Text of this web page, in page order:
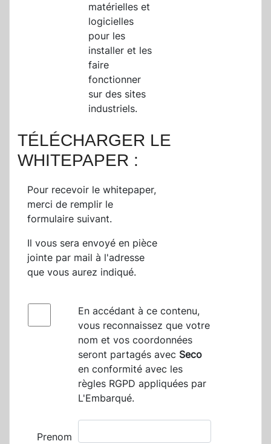
matérielles et
logicielles
pour les
installer et les
faire
fonctionner
sur des sites
industriels.
TÉLÉCHARGER LE
WHITEPAPER :
Pour recevoir le whitepaper,
merci de remplir le
formulaire suivant.
Il vous sera envoyé en pièce
jointe par mail à l'adresse
que vous aurez indiqué.
En accédant à ce contenu,
vous reconnaissez que votre
nom et vos coordonnées
seront partagés avec Seco
en conformité avec les
règles RGPD appliquées par
L'Embarqué.
Prenom